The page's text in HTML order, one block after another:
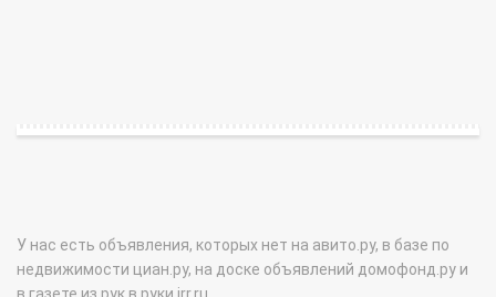
У нас есть объявления, которых нет на авито.ру, в базе по
недвижимости циан.ру, на доске объявлений домофонд.ру и